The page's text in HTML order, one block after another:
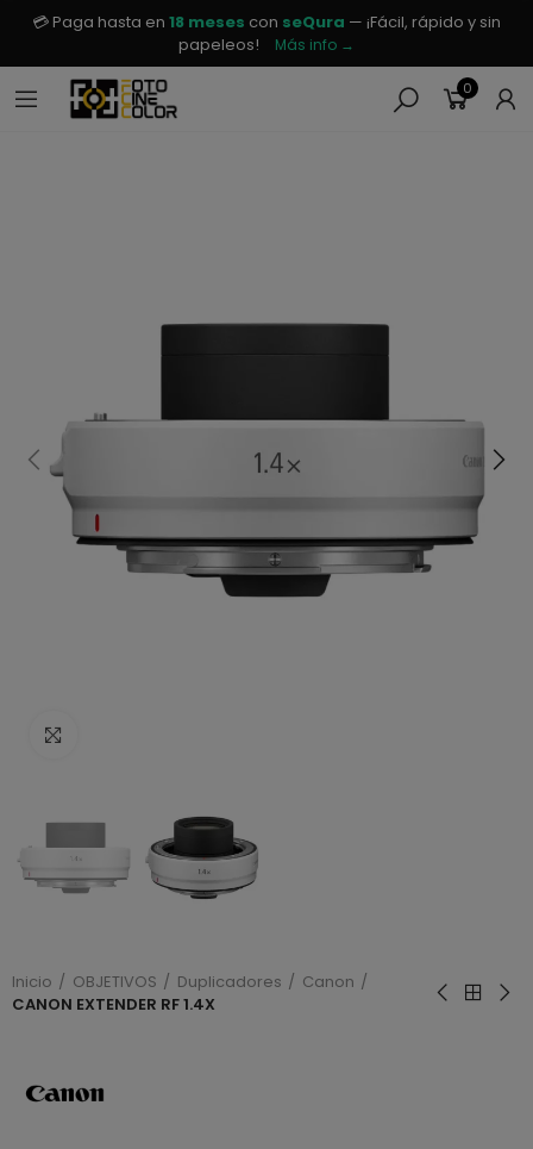
💳 Paga hasta en 18 meses con seQura — ¡Fácil, rápido y sin
papeleos!
Más info →
0
Inicio OBJETIVOS Duplicadores
Canon
CANON EXTENDER RF 1.4X